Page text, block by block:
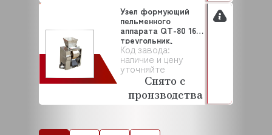
Код завода:
наличие и цену
уточняйте
Узел формующий
пельменного
аппарата QT-80 16
треугольник,
плетены...
Снято с
производства